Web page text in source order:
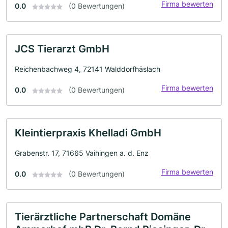
0.0 (0 Bewertungen) Firma bewerten
JCS Tierarzt GmbH
Reichenbachweg 4, 72141 Walddorfhäslach
0.0 (0 Bewertungen) Firma bewerten
Kleintierpraxis Khelladi GmbH
Grabenstr. 17, 71665 Vaihingen a. d. Enz
0.0 (0 Bewertungen) Firma bewerten
Tierärztliche Partnerschaft Domäne